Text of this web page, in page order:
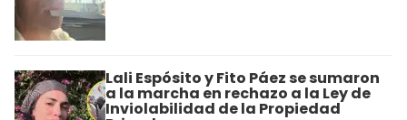
Lali Espósito y Fito Páez se sumaron
a la marcha en rechazo a la Ley de
Inviolabilidad de la Propiedad